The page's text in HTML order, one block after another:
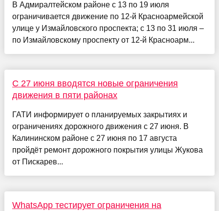
В Адмиралтейском районе с 13 по 19 июля
ограничивается движение по 12-й Красноармейской
улице у Измайловского проспекта; с 13 по 31 июля –
по Измайловскому проспекту от 12-й Красноарм...
C 27 июня вводятся новые ограничения
движения в пяти районах
ГАТИ информирует о планируемых закрытиях и
ограничениях дорожного движения с 27 июня. В
Калининском районе с 27 июня по 17 августа
пройдёт ремонт дорожного покрытия улицы Жукова
от Пискарев...
WhatsApp тестирует ограничения на